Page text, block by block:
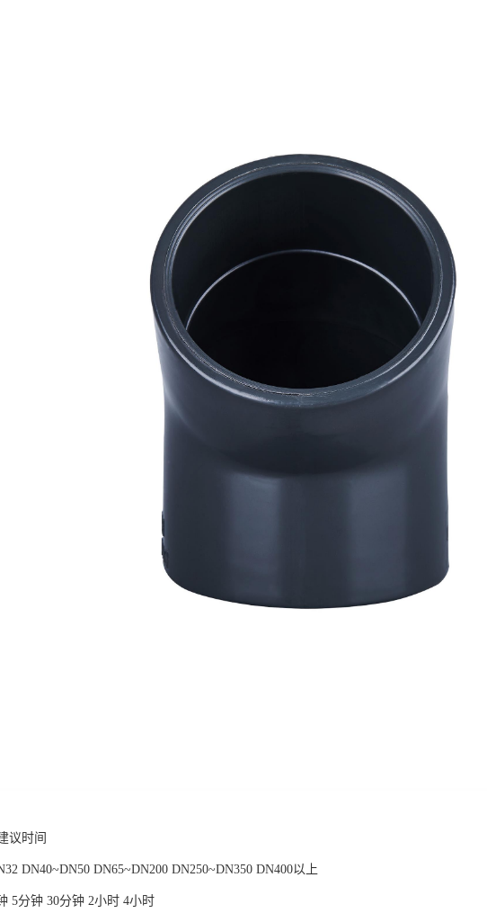
议时间
DN40~DN50 DN65~DN200 DN250~DN350 DN400以上
5分钟 30分钟 2小时 4小时